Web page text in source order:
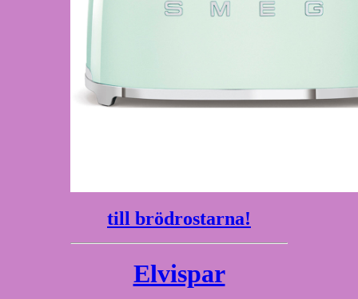
till brödrostarna!
Elvispar